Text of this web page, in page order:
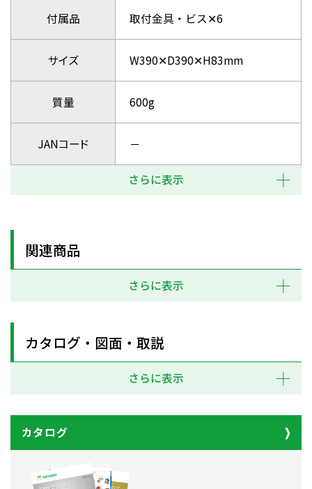
付属品 取付金具・ビス✕6
サイズ W390✕D390✕H83mm
質量 600g
JANコード －
さらに表示
関連商品
さらに表示
カタログ・図面・取説
さらに表示
カタログ